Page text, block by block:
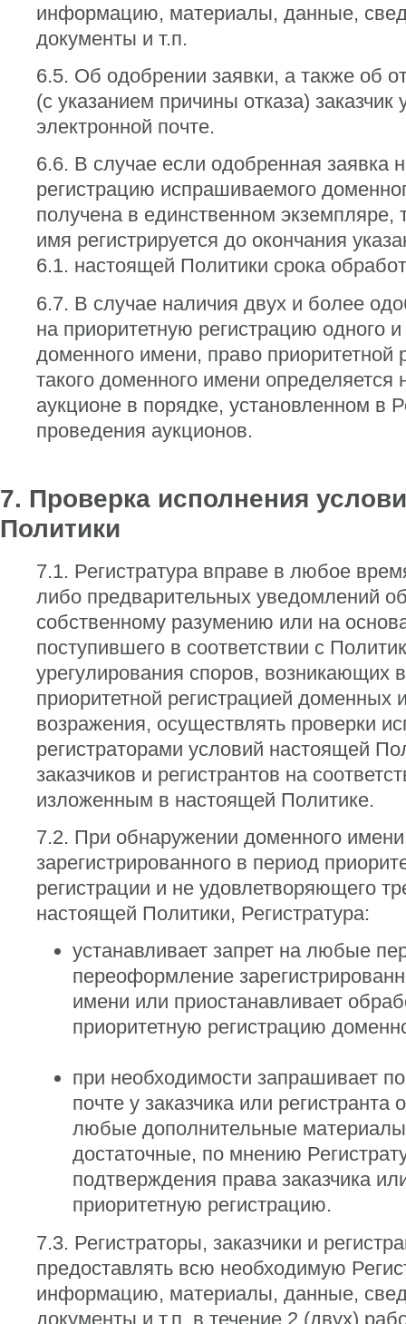
информацию, материалы, данные,
документы и т.п.
6.5. Об одобрении заявки, а также об
(с указанием причины отказа) заказчик
электронной почте.
6.6. В случае если одобренная заявка
регистрацию испрашиваемого
получена в единственном экземпляре,
имя регистрируется до окончания
6.1. настоящей Политики срока
6.7. В случае наличия двух и более
на приоритетную регистрацию одного и
доменного имени, право приоритетной
такого доменного имени определяется
аукционе в порядке, установленном в
проведения аукционов.
7. Проверка исполнения
Политики
7.1. Регистратура вправе в любое
либо предварительных уведомлений
собственному разумению или на
поступившего в соответствии с
урегулирования споров, возникающих
приоритетной регистрацией доменных
возражения, осуществлять проверки
регистраторами условий настоящей
заказчиков и регистрантов на
изложенным в настоящей Политике.
7.2. При обнаружении доменного
зарегистрированного в период
регистрации и не удовлетворяющего
настоящей Политики, Регистратура:
устанавливает запрет на любые
переоформление
имени или приостанавливает
приоритетную регистрацию
при необходимости запрашивает
почте у заказчика или регистранта
любые дополнительные
достаточные, по мнению
подтверждения права заказчика
приоритетную регистрацию.
7.3. Регистраторы, заказчики и
предоставлять всю необходимую
информацию, материалы, данные,
документы и т.п. в течение 2 (двух)